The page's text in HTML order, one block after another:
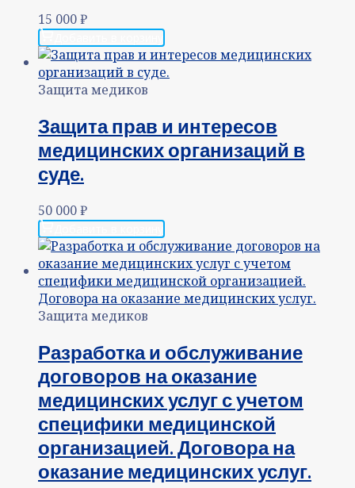
15 000₽
Защита медиков
Защита прав и интересов
медицинских организаций в
суде.
50 000₽
Защита медиков
Разработка и обслуживание
договоров на оказание
медицинских услуг с учетом
специфики медицинской
организацией. Договора на
оказание медицинских услуг.